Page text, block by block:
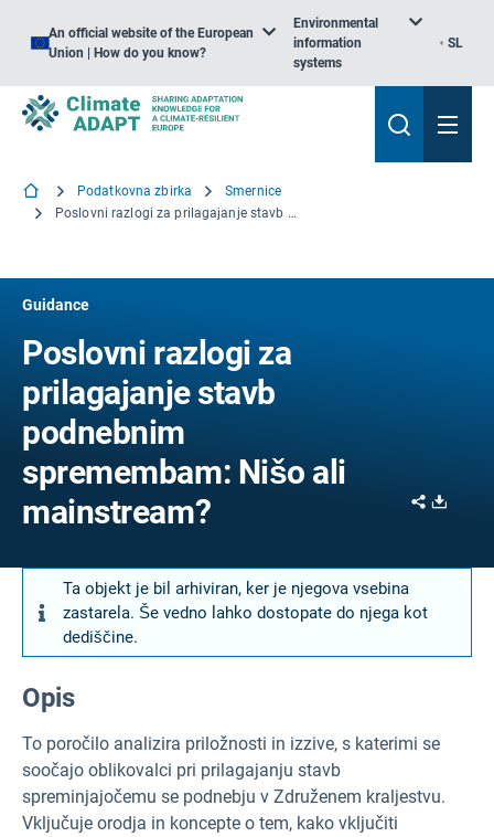
An official website of the European
Union | How do you know?
Environmental
information
systems
SL
Podatkovna zbirka
Smernice
Poslovni razlogi za prilagajanje stavb podnebnim spremembam: Nišo ali mainstream?
Guidance
Poslovni razlogi za
prilagajanje stavb
podnebnim
spremembam: Nišo ali
mainstream?
Share
Ta objekt je bil arhiviran, ker je njegova vsebina
zastarela. Še vedno lahko dostopate do njega kot
dediščine.
Opis
To poročilo analizira priložnosti in izzive, s katerimi se
soočajo oblikovalci pri prilagajanju stavb
spreminjajočemu se podnebju v Združenem kraljestvu.
Vključuje orodja in koncepte o tem, kako vključiti